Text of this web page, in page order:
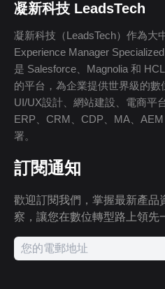
凝新科技 LeadsTech
凝新科技（LeadsTech）作為大
Experience Manager
是 Salesforce、Magnolia 和
的平台，為企業提供世界級的
UI/UX設計、網站建設、電商平
ERP、CRM、CDP、MA、
署。
訂閱通知
歡迎訂閱我們，掌握最新產品
察，讓您在數位轉型路上領先